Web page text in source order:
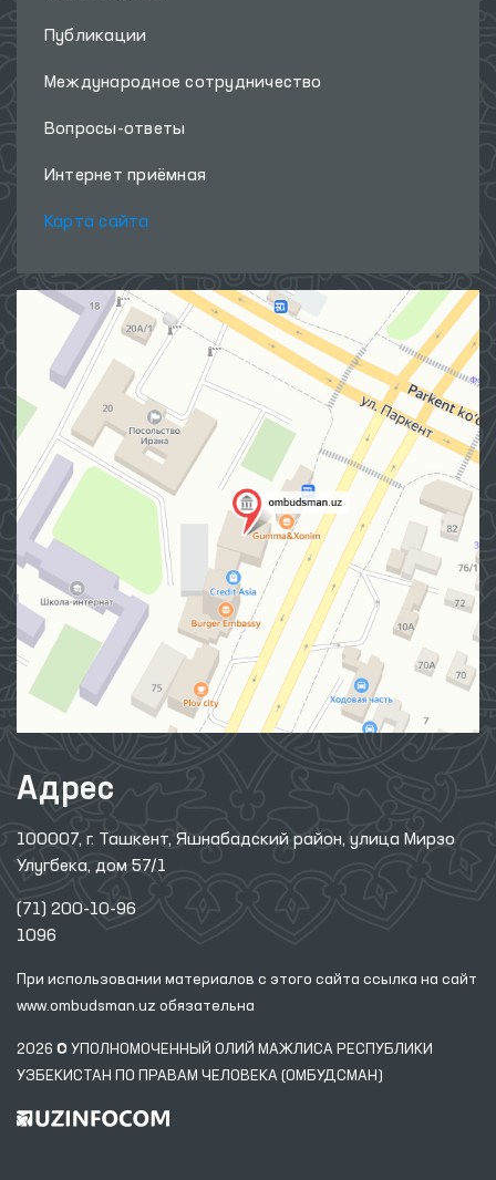
Публикации
Международное сотрудничество
Вопросы-ответы
Интернет приёмная
Карта сайта
Адрес
100007, г. Ташкент, Яшнабадский район, улица Мирзо
Улугбека, дом 57/1
(71) 200-10-96
1096
При использовании материалов с этого сайта ссылка на сайт
www.ombudsman.uz обязательна
2026 © УПОЛНОМОЧЕННЫЙ ОЛИЙ МАЖЛИСА РЕСПУБЛИКИ
УЗБЕКИСТАН ПО ПРАВАМ ЧЕЛОВЕКА (ОМБУДСМАН)